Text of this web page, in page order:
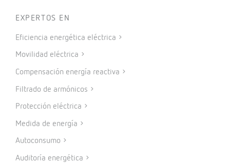
EXPERTOS EN
Eficiencia energética eléctrica
Movilidad eléctrica
Compensación energía reactiva
Filtrado de armónicos
Protección eléctrica
Medida de energía
Autoconsumo
Auditoría energética